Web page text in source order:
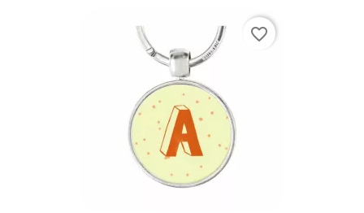
favorite_border